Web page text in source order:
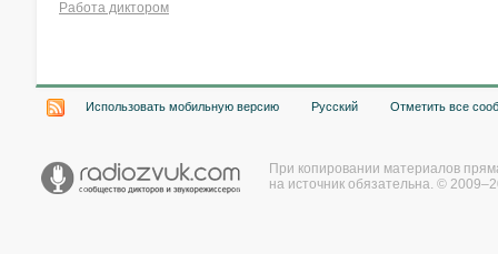
Работа диктором
Использовать мобильную версию Русский Отметить все
При копировании материалов
на источник обязательна. ©